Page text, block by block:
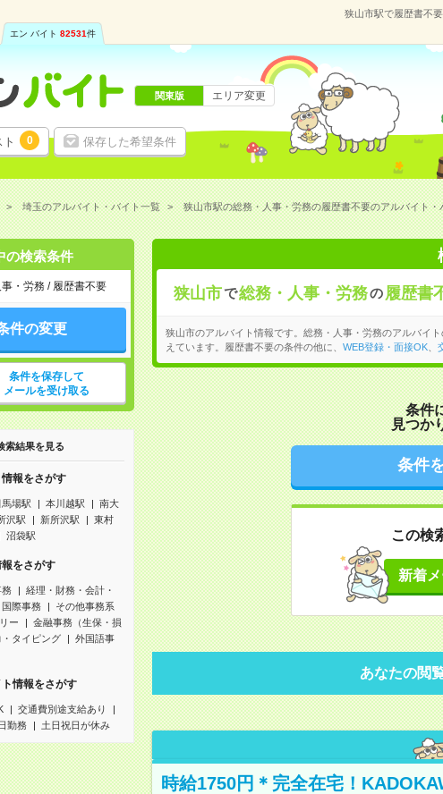
狭山市駅で履歴書不
エン バイト 82531件
0 保存した希望条件
関東版 エリア変更
埼玉のアルバイト・バイト一覧 狭山市駅の総務・人事・労務の履歴書不要のアルバイト・
の検索条件
・労務 / 履歴書不要
件の変更
条件を保存して
メールを受け取る
索結果を見る
報をさがす
場駅 本川越駅
南大
沢駅 新所沢駅
東村
沼袋駅
をさがす
経理・財務・会計・
国際事務
その他事務系
ー
金融事務（生保・損
タイピング
外国語事
情報をさがす
交通費別途支給あり
勤務 土日祝日が休み
狭山市で総務・人事・労務の 履歴書
狭山市のアルバイト情報です。総務・人事・労務のアルバイト
えています。履歴書不要の条件の他に、 WEB登録・面接OK、
条件
見つか
条件
この検
新着
あなたの閲
時給1750円＊完全在宅！